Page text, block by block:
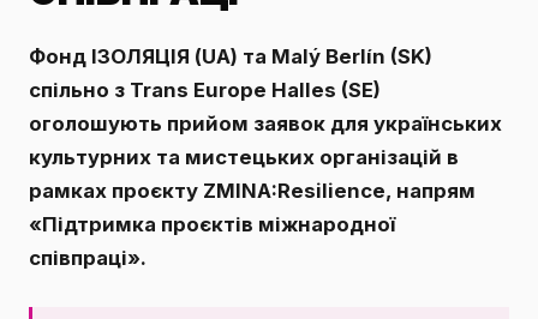
Фонд ІЗОЛЯЦІЯ (UA) та Malý Berlín (SK)
спільно з Trans Europe Halles (SE)
оголошують прийом заявок для українських
культурних та мистецьких організацій в
рамках проєкту ZMINA:Resilience, напрям
«Підтримка проєктів міжнародної
співпраці».